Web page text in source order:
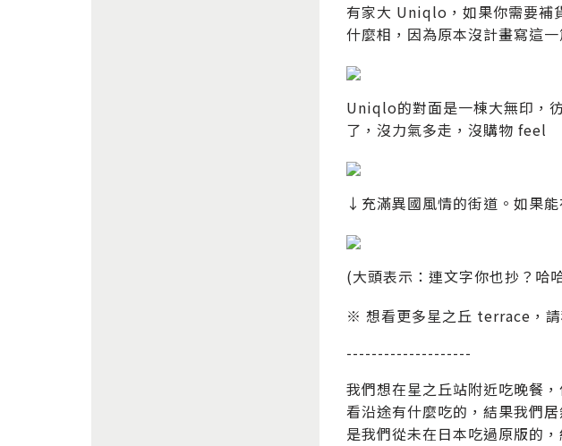
有家大 Uniqlo，如果你需要補
什麼相，因為原本沒計畫寫這
Uniqlo的對面是一棟大無印，
了，沒力氣多走，沒購物 feel
↓充滿異國風情的街道。如果
(大頭表示：連文字你也抄？哈
※ 想看更多星之丘 terrace，請
--------------------
我們想在星之丘站附近吃晚餐
看沿途有什麼吃的，結果我們
是我們從未在日本吃過原版的